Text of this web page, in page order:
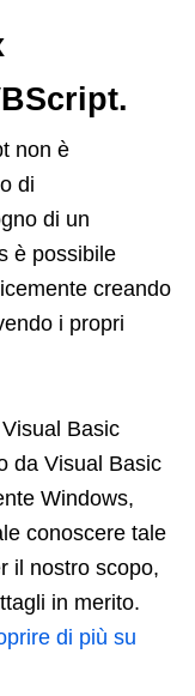
non è
di
di un
è possibile
creando
i propri
Basic
da Visual Basic
Windows,
conoscere tale
il nostro scopo,
in merito.
di più su